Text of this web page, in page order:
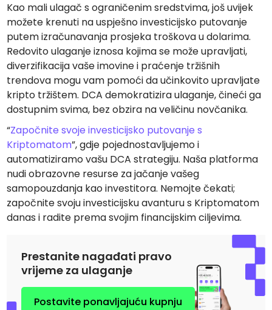
Kao mali ulagač s ograničenim sredstvima, još uvijek
možete krenuti na uspješno investicijsko putovanje
putem izračunavanja prosjeka troškova u dolarima.
Redovito ulaganje iznosa kojima se može upravljati,
diverzifikacija vaše imovine i praćenje tržišnih
trendova mogu vam pomoći da učinkovito upravljate
kripto tržištem. DCA demokratizira ulaganje, čineći ga
dostupnim svima, bez obzira na veličinu novčanika.
“Započnite svoje investicijsko putovanje s
Kriptomatom”, gdje pojednostavljujemo i
automatiziramo vašu DCA strategiju. Naša platforma
nudi obrazovne resurse za jačanje vašeg
samopouzdanja kao investitora. Nemojte čekati;
započnite svoju investicijsku avanturu s Kriptomatom
danas i radite prema svojim financijskim ciljevima.
Prestanite nagađati pravo
vrijeme za ulaganje
Postavite ponavljajuću kupnju